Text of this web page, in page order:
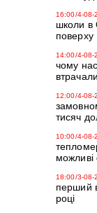
16:00/4-08-
школи в
поверху
14:00/4-08-
чому
12:00/4-08-
тисяч
10:00/4-08-
18:00/3-08-
перший
році